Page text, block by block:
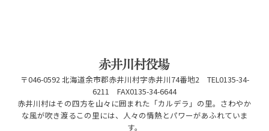
〒046-0592 北海道余市郡赤井川村字赤井川74番地2 TEL0135-34-
6211 FAX0135-34-6644
赤井川村はその四方を山々に囲まれた「カルデラ」の里。さわやか
な風が吹き渡るこの里には、人々の情熱とパワーがあふれていま
す。